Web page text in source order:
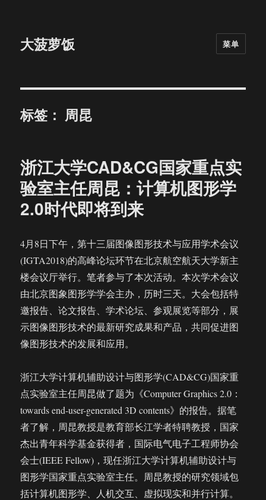
大菠萝饭 菜单
标签： 周昆
浙江大学CAD&CG国家重点实
验室主任周昆：计算机图形学
2.0时代即将到来
4月8日下午，第十三届图像图形技术与应用学术会议
(IGTA2018)的高峰论坛环节在北京航空航天大学新主
楼会议厅举行。笔者参与了本次活动。本次学术会议
由北京图象图形学学会主办，历时三天。大会包括特
邀报告、论文报告、学术论坛、参观展览等部分，展
示图像图形技术的最新研究成果和产品，共同促进图
像图形技术的发展和应用。
浙江大学计算机辅助设计与图形学(CAD&CG)国家重
点实验室主任周昆做了题为《Computer Graphics 2.0：
towards end-user-generated 3D contents》的报告。据笔
者了解，周昆教授是教育部长江学者特聘教授，国家
杰出青年科学基金获得者，国际电气电子工程师协会
会士(IEEE Fellow)，现任浙江大学计算机辅助设计与
图形学国家重点实验室主任。周昆教授的研究领域包
括计算机图形学、人机交互、虚拟现实和并行计算。